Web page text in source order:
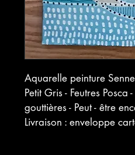
Aquarelle peinture
Petit Gris - Feutres Posca
gouttières - Peut - être
Livraison : enveloppe